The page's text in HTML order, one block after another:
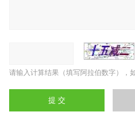
请输入计算结果（填写阿拉伯数字），